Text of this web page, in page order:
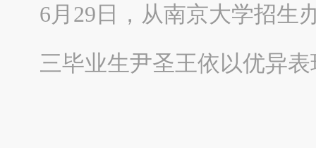
6月29日，从南京大学招生
三毕业生尹圣王依以优异